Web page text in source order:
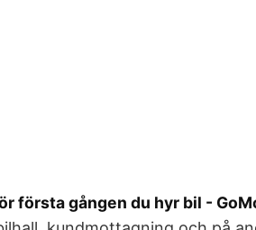
första gången du hyr bil -